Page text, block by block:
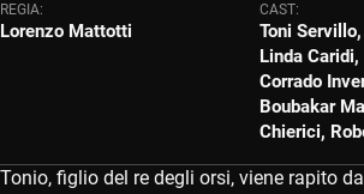
Tonio, figlio del re degli orsi, viene rapito
REGIA:
Lorenzo Mattotti
CAST:
Toni
Linda
Corrado
Boubakar
Chierici,